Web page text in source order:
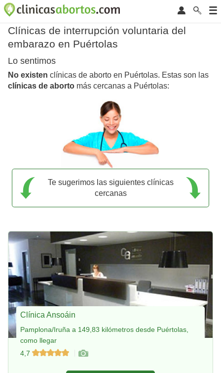
Clínicas de interrupción voluntaria del
embarazo en Puértolas
Lo sentimos
No existen clínicas de aborto en Puértolas. Estas son las
clínicas de aborto más cercanas a Puértolas:
Te sugerimos las siguientes clínicas
cercanas
Clínica Ansoáin
Pamplona/Iruña a 149,83 kilómetros desde Puértolas,
como llegar
4,7